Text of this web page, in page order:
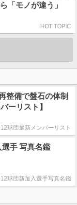
「モノが違う」
HOT TOPIC
整備で盤石の体制
ーリスト】
12球団最新メンバーリスト
手 写真名鑑
12球団新加入選手写真名鑑